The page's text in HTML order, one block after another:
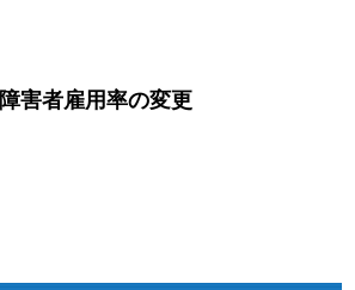
障害者雇用率の変更